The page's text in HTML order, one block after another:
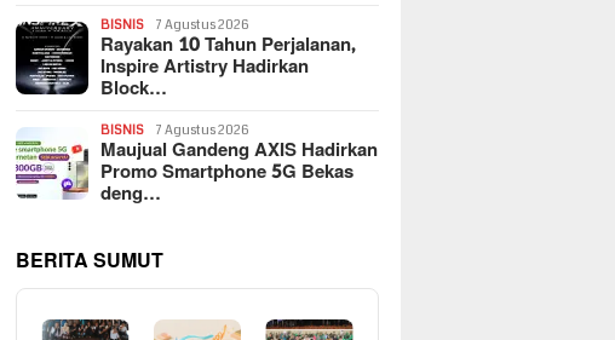
BISNIS 7 Agustus 2026
Rayakan 10 Tahun Perjalanan,
Inspire Artistry Hadirkan
Block…
BISNIS 7 Agustus 2026
Maujual Gandeng AXIS Hadirkan
Promo Smartphone 5G Bekas
deng…
BERITA SUMUT